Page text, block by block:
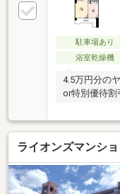
駐車場あり
浴室乾燥機
4.5万円分の
or特別優待
ライオンズマンシ